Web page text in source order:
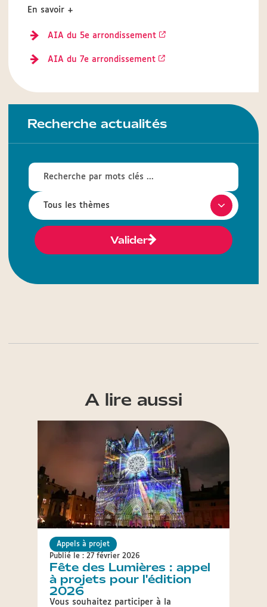
En savoir +
AIA du 5e arrondissement
AIA du 7e arrondissement
Recherche actualités
Valider
A lire aussi
Appels à projet
Publié le : 27 février 2026
Fête des Lumières : appel
à projets pour l'édition
2026
Vous souhaitez participer à la